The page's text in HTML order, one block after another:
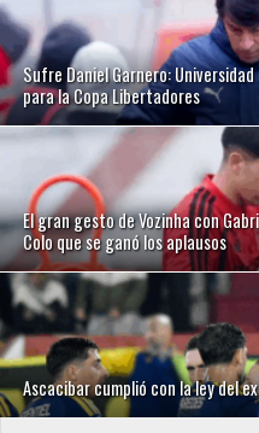
Sufre Daniel Garnero:
para la Copa Libertadores
El gran gesto de Vozinha con
Colo que se ganó los aplausos
Ascacibar cumplió con la ley del